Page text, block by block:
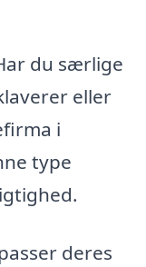
du særlige
eller
i
type
deres